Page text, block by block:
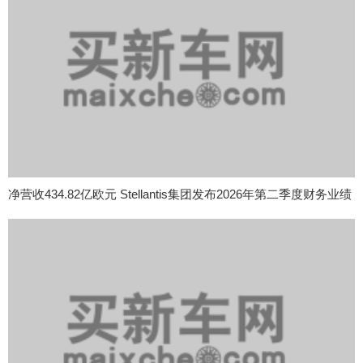
净营收434.82亿欧元 Stellantis集团发布2026年第二季度财务业绩